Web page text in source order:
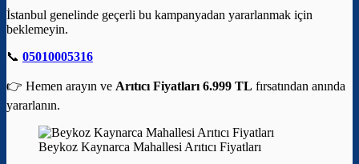
İstanbul genelinde geçerli bu kampanyadan yararlanmak için
beklemeyin.
📞 05010005316
👉 Hemen arayın ve Arıtıcı Fiyatları 6.999 TL fırsatından anında
yararlanın.
Beykoz Kaynarca Mahallesi Arıtıcı Fiyatları